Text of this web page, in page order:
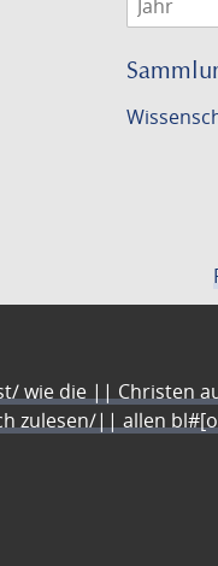
wie die || Christen
zulesen/|| allen